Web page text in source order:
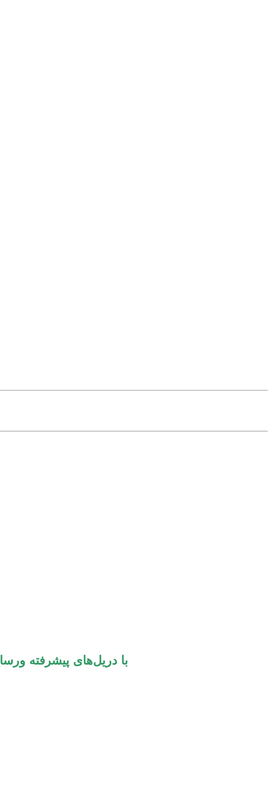
دوره‌های برگزارشده تخصصی osseodensification با دریل‌های پیشرفته ورسا